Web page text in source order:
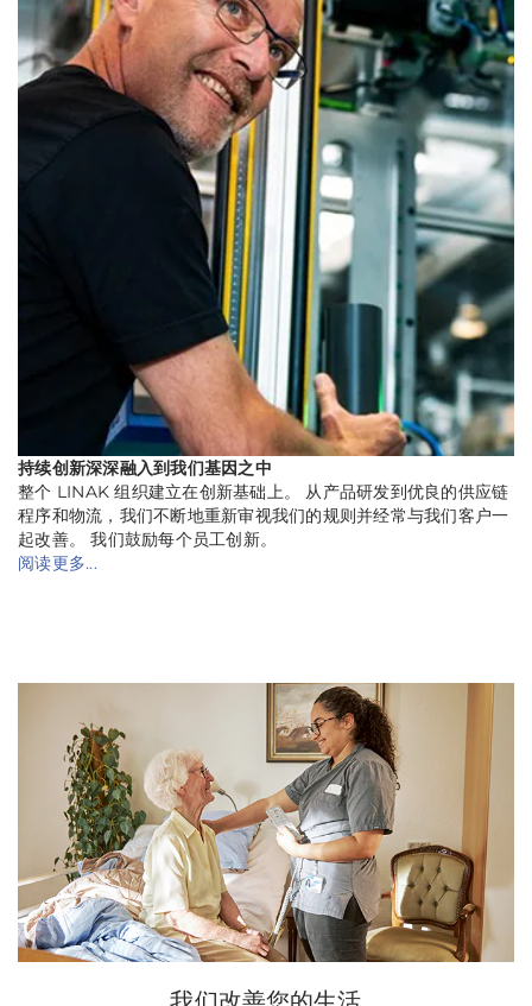
持续创新深深融入到我们基因之中
整个 LINAK 组织建立在创新基础上。 从产品研发到优良的供应链
程序和物流，我们不断地重新审视我们的规则并经常与我们客户一
起改善。 我们鼓励每个员工创新。
阅读更多...